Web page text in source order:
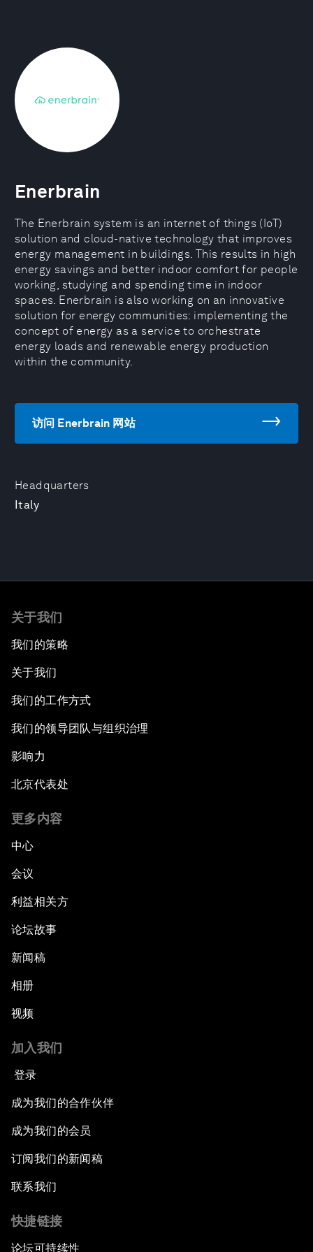
Headquarters
Italy
Enerbrain
The Enerbrain system is an internet of things (IoT)
solution and cloud-native technology that improves
energy management in buildings. This results in high
energy savings and better indoor comfort for people
working, studying and spending time in indoor
spaces. Enerbrain is also working on an innovative
solution for energy communities: implementing the
concept of energy as a service to orchestrate
energy loads and renewable energy production
within the community.
访问 Enerbrain 网站
关于我们
我们的策略
关于我们
我们的工作方式
我们的领导团队与组织治理
影响力
北京代表处
更多内容
中心
会议
利益相关方
论坛故事
新闻稿
相册
视频
加入我们
登录
成为我们的合作伙伴
成为我们的会员
订阅我们的新闻稿
联系我们
快捷链接
论坛可持续性